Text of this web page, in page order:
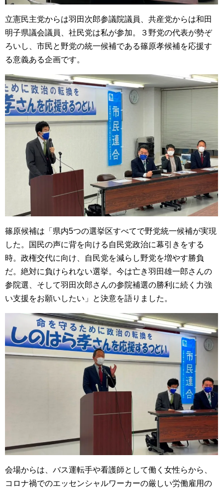
立憲民主党からは羽田次郎参議院議員、共産党からは和田
明子県議会議員、社民党は私が参加。３野党の代表が勢ぞ
ろいし、市民と野党の統一候補である篠原孝候補を応援す
る意義ある企画です。
篠原候補は「県内5つの選挙区すべてで野党統一候補が実現
した。国民の声に背を向ける自民党政治に幕引きをする
時。政権交代に向け、自民党を減らし野党を増やす勝負
だ。絶対に負けられない選挙。今は亡き羽田雄一郎さんの
参院選、そして羽田次郎さんの参院補選の勝利に続く力強
い支援をお願いしたい」と決意を語りました。
会場からは、バス運転手や看護師として働く女性らから、
コロナ禍でのエッセンシャルワーカーの厳しい労働雇用の